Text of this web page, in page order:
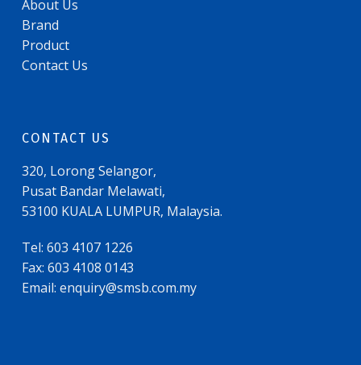
About Us
Brand
Product
Contact Us
CONTACT US
320, Lorong Selangor,
Pusat Bandar Melawati,
53100 KUALA LUMPUR, Malaysia.
Tel: 603 4107 1226
Fax: 603 4108 0143
Email: enquiry@smsb.com.my